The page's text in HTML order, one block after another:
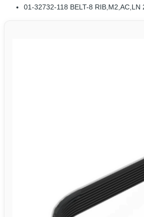
01-32732-118 BELT-8 RIB,M2,AC,LN